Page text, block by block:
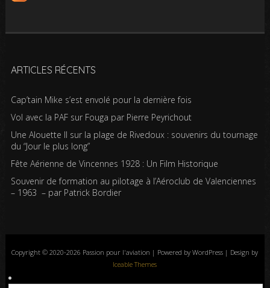
ARTICLES RÉCENTS
Cap’tain Mike s’est envolé pour la dernière fois
Vol avec la PAF sur Fouga par Pierre Peyrichout
Une Alouette II sur la plage de Rivedoux : souvenirs du tournage
du “Jour le plus long”
Fête Aérienne de Vincennes 1928 : Un Film Historique
Souvenir de formation au pilotage à l’Aéroclub de Valenciennes
– 1963 – par Patrick Bordier
Copyright © 2020-2026 Passion pour l'aviation | Powered by WordPress | Design by
Iceable Themes